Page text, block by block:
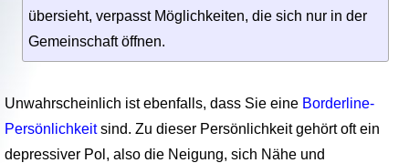
übersieht, verpasst Möglichkeiten, die sich nur in der
Gemein­schaft öffnen.
Unwahrscheinlich ist ebenfalls, dass Sie eine Borderline-
Persönlichkeitsind. Zu dieser Persönlichkeit gehört oft ein
depressiver Pol, also die Neigung, sich Nähe und